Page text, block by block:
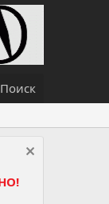
Поиск